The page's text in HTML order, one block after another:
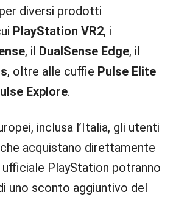
diversi prodotti
PlayStation VR2, i
, il DualSense Edge, il
, oltre alle cuffie Pulse Elite
Explore.
inclusa l’Italia, gli utenti
acquistano direttamente
PlayStation potranno
uno sconto aggiuntivo del